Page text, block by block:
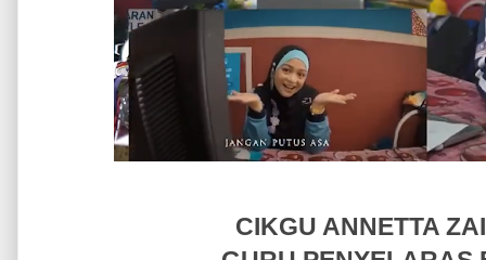
CIKGU ANNETTA